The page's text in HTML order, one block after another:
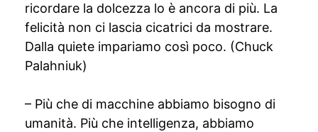
ricordare la dolcezza lo è ancora di più. La
felicità non ci lascia cicatrici da mostrare.
Dalla quiete impariamo così poco. (Chuck
Palahniuk)
– Più che di macchine abbiamo bisogno di
umanità. Più che intelligenza, abbiamo